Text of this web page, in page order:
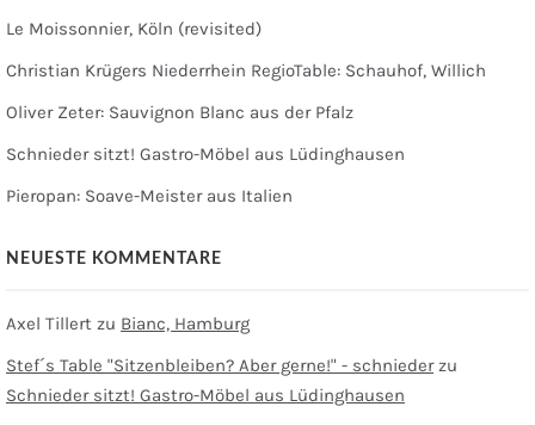
Le Moissonnier, Köln (revisited)
Christian Krügers Niederrhein RegioTable: Schauhof, Willich
Oliver Zeter: Sauvignon Blanc aus der Pfalz
Schnieder sitzt! Gastro-Möbel aus Lüdinghausen
Pieropan: Soave-Meister aus Italien
NEUESTE KOMMENTARE
Axel Tillert zu Bianc, Hamburg
Stef´s Table "Sitzenbleiben? Aber gerne!" - schniederzu
Schnieder sitzt! Gastro-Möbel aus Lüdinghausen